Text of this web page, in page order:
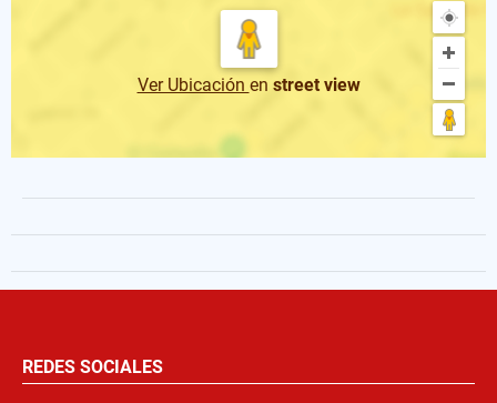
Ver Ubicación en street view
REDES SOCIALES